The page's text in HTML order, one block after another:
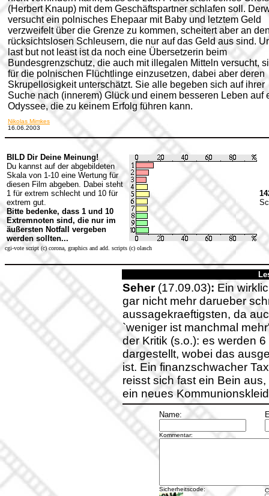
(Herbert Knaup) mit dem Geschäftspartner schlafen soll.
versucht ein polnisches Ehepaar mit Baby und letztem Geld
verzweifelt über die Grenze zu kommen, scheitert aber an
rücksichtslosen Schleusern, die nur auf das Geld aus sind.
last but not least ist da noch eine Übersetzerin beim
Bundesgrenzschutz, die auch mit illegalen Mitteln versucht,
für die polnischen Flüchtlinge einzusetzen, dabei aber deren
Skrupellosigkeit unterschätzt. Sie alle begeben sich auf ihrer
Suche nach (innerem) Glück und einem besseren Leben auf
Odyssee, die zu keinem Erfolg führen kann.
Nikolas Mimkes
16.06.2003
BILD Dir Deine Meinung!
Du kannst auf der abgebildeten
Skala von 1-10 eine Wertung für
diesen Film abgeben. Dabei steht
1 für extrem schlecht und 10 für
extrem gut.
Bitte bedenke, dass 1 und 10
Extremnoten sind, die nur im
äußersten Notfall vergeben
werden sollten...
cgi-vote script (c) corona, graphics and add. scripts (c) olasch
Seher(17.09.03): Ein
gar nicht mehr darueber
aussagekraeftigsten, da
`weniger ist manchmal
der Kritik (s.o.): es werden
dargestellt, wobei das
ist. Ein finanzschwacher
reisst sich fast ein Bein
ein neues
Name:
Kommentar:
Sicherheitscode: